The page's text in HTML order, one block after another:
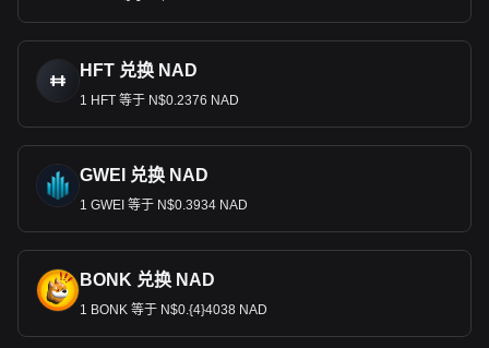
HFT 兑换 NAD
1 HFT 等于 N$0.2376 NAD
GWEI 兑换 NAD
1 GWEI 等于 N$0.3934 NAD
BONK 兑换 NAD
1 BONK 等于 N$0.{4}4038 NAD